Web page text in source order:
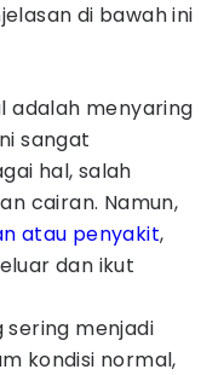
di bawah ini
adalah menyaring
sangat
hal, salah
cairan. Namun,
atau penyakit,
dan ikut
sering menjadi
kondisi normal,